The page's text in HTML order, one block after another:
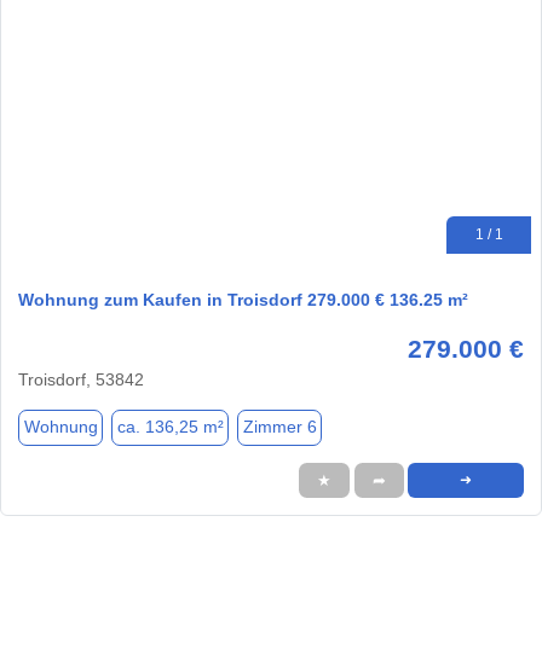
1 / 1
Wohnung zum Kaufen in Troisdorf 279.000 € 136.25 m²
279.000 €
Troisdorf, 53842
Wohnung ca. 136,25 m² Zimmer 6
★ ➦ ➜